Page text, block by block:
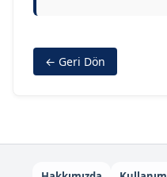
← Geri Dön